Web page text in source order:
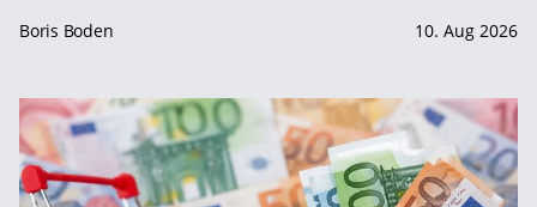
Boris Boden 10. Aug 2026